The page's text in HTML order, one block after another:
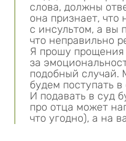
слова, должны
она признает, что
с инсультом, а вы
что неправильно
Я прошу прощения
за
подобный случай.
будем поступать
И подавать в суд
про отца может
что угодно), а на